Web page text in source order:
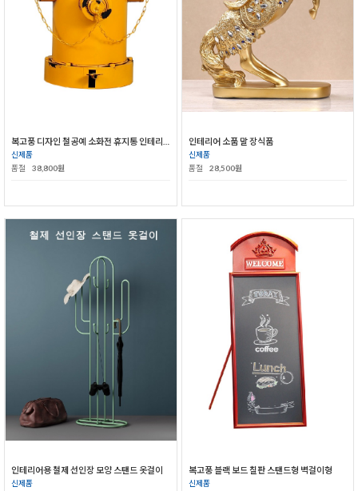
신제품
품절
38,800원
인테리어 소품 말 장식품
신제품
품절
28,500원
인테리어용 철제 선인장 모양 스탠드 옷걸이
신제품
복고풍 블랙 보드 칠판 스탠드형 벽걸이형
신제품